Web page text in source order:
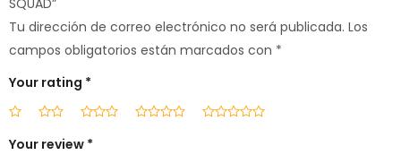
SQUAD”
Tu dirección de correo electrónico no será publicada. Los
campos obligatorios están marcados con *
Your rating *
Your review *